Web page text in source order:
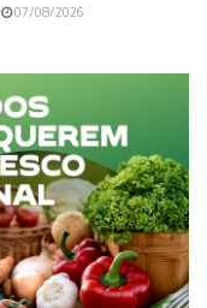
07/08/2026